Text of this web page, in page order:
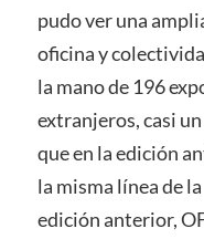
pudo ver una
oficina y
la mano de 196
extranjeros, casi un
que en la edición
la misma línea de la
edición anterior,